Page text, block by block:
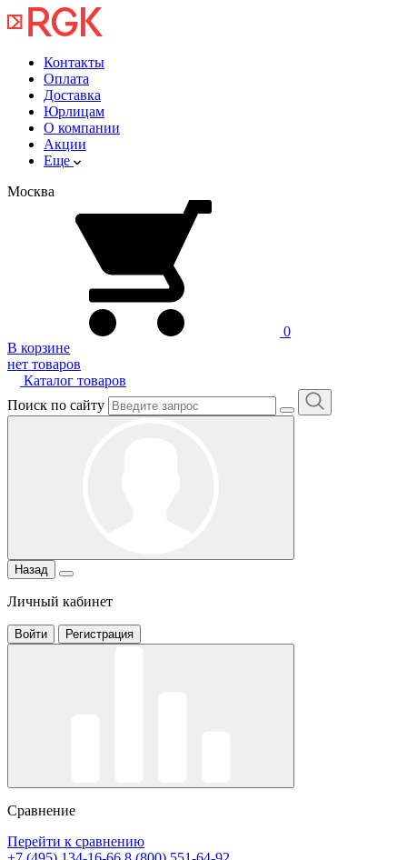
Контакты
Оплата
Доставка
Юрлицам
О компании
Акции
Еще
Москва
0
В корзине
нет товаров
Каталог товаров
Поиск по сайту
Назад
Личный кабинет
Войти Регистрация
Сравнение
Перейти к сравнению